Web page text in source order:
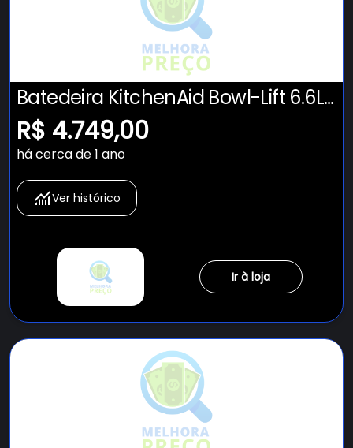
Batedeira KitchenAid Bowl-Lift 6.6L
- KEC66AV
R$ 4.749,00
há cerca de 1 ano
Ver histórico
Ir à loja